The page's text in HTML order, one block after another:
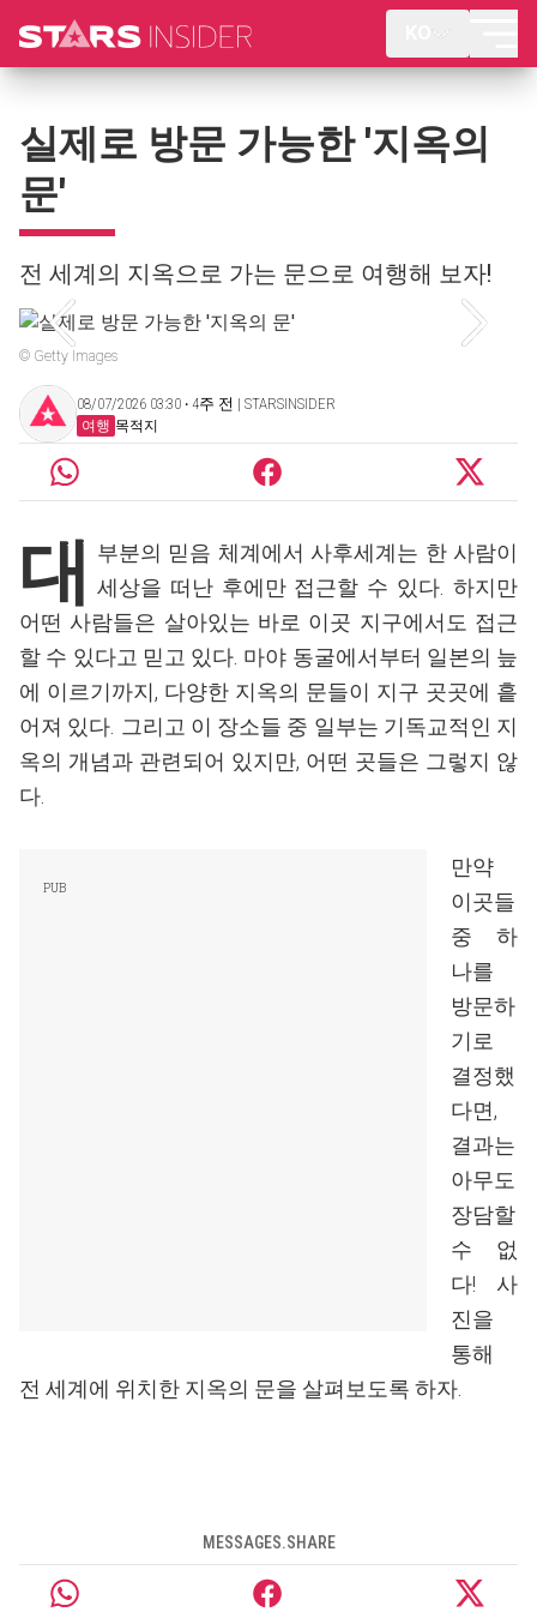
실제로 방문 가능한 '지옥의
문'
전 세계의 지옥으로 가는 문으로 여행해 보자!
© Getty Images
08/07/2026 03:30 ‧ 4주 전 | STARSINSIDER
여행 목적지
대 부분의 믿음 체계에서 사후세계는 한 사람이
세상을 떠난 후에만 접근할 수 있다. 하지만
어떤 사람들은 살아있는 바로 이곳 지구에서도 접근
할 수 있다고 믿고 있다. 마야 동굴에서부터 일본의 늪
에 이르기까지, 다양한 지옥의 문들이 지구 곳곳에 흩
어져 있다. 그리고 이 장소들 중 일부는 기독교적인 지
옥의 개념과 관련되어 있지만, 어떤 곳들은 그렇지 않
다.
만약
이곳들
중 하
나를
방문하
기로
결정했
다면,
결과는
아무도
장담할
수 없
다! 사
진을
통해
전 세계에 위치한 지옥의 문을 살펴보도록 하자.
MESSAGES.SHARE